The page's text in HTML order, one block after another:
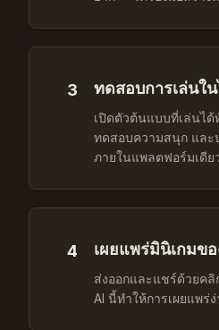
3 ทดสอบการเล่นใ
เปิดตัวต้นแบบที่เล่นไ
ทดสอบความสนุก แล
ภายในแพลตฟอร์มเดีย
4 เผยแพร่มินิเกมข
ส่งออกและแชร์ด้วยคลิ
AI นี้ทำให้การเผยแพร่